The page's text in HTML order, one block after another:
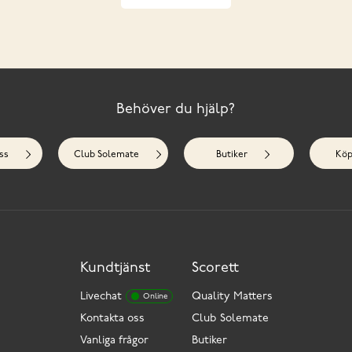
Behöver du hjälp?
Club Solemate Butiker
Kundtjänst
Livechat Online
Kontakta oss
Vanliga frågor
Scorett
Quality Matters
Club Solemate
Butiker